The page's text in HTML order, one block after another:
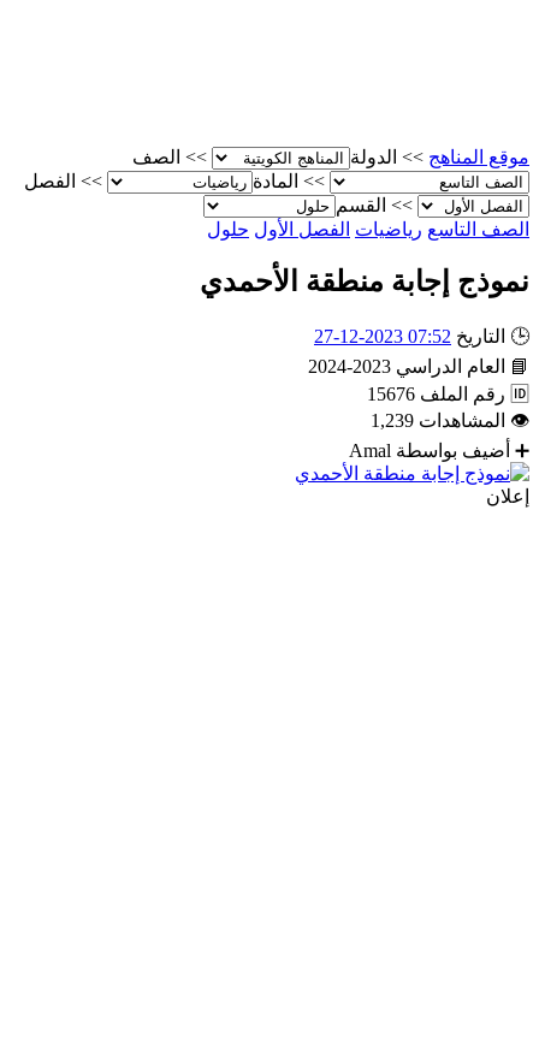
موقع المناهج >> الدولة >>
الصف
>>
المادة >>
الفصل
>>
القسم
الصف التاسع رياضيات الفصل الأول حلول
نموذج إجابة منطقة الأحمدي
🕒 التاريخ 07:52 2023-12-27
📘
العام الدراسي 2023-2024
🆔 رقم الملف 15676
👁
المشاهدات 1,239
➕
أضيف بواسطة Amal
إعلان